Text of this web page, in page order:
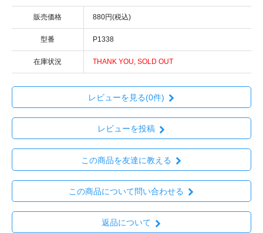
販売価格 880円(税込)
型番 P1338
在庫状況 THANK YOU, SOLD OUT
レビューを見る(0件)
レビューを投稿
この商品を友達に教える
この商品について問い合わせる
返品について